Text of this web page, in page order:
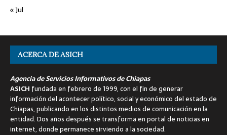
« Jul
ACERCA DE ASICH
Agencia de Servicios Informativos de Chiapas
ASICH fundada en febrero de 1999, con el fin de generar
información del acontecer político, social y económico del estado de
Chiapas, publicando en los distintos medios de comunicación en la
entidad. Dos años después se transforma en portal de noticias en
internet, donde permanece sirviendo a la sociedad.